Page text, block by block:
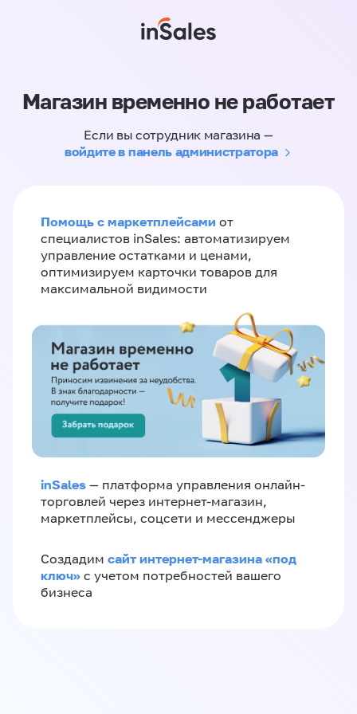
Магазин временно не работает
Если вы сотрудник магазина —
войдите в панель администратора
Помощь с маркетплейсами от
специалистов inSales: автоматизируем
управление остатками и ценами,
оптимизируем карточки товаров для
максимальной видимости
inSales — платформа управления онлайн-
торговлей через интернет-магазин,
маркетплейсы, соцсети и мессенджеры
Создадим сайт интернет-магазина «под
ключ» с учетом потребностей вашего
бизнеса